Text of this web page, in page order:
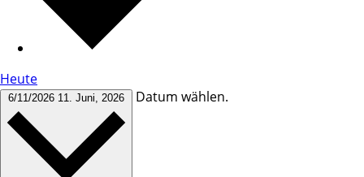
Heute
6/11/2026 11. Juni, 2026 Datum wählen.